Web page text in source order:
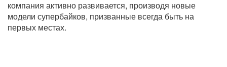
компания активно развивается, производя новые
модели супербайков, призванные всегда быть на
первых местах.